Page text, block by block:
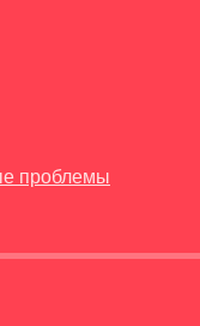
проблемы